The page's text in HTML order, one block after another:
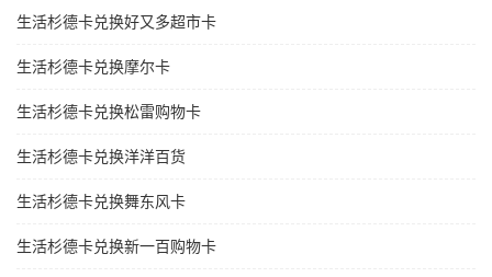
生活杉德卡兑换好又多超市卡
生活杉德卡兑换摩尔卡
生活杉德卡兑换松雷购物卡
生活杉德卡兑换洋洋百货
生活杉德卡兑换舞东风卡
生活杉德卡兑换新一百购物卡